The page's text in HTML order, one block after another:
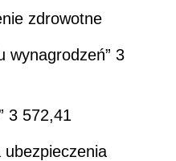
zdrowotne
wynagrodzeń” 3
3 572,41
ubezpieczenia